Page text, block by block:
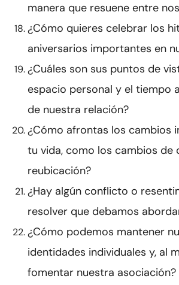
manera que resuene entre
¿Cómo quieres celebrar los
aniversarios importantes en
¿Cuáles son sus puntos de
espacio personal y el tiempo
de nuestra relación?
¿Cómo afrontas los cambios
tu vida, como los cambios de
reubicación?
¿Hay algún conflicto o
resolver que debamos
¿Cómo podemos mantener
identidades individuales y, al
fomentar nuestra asociación?